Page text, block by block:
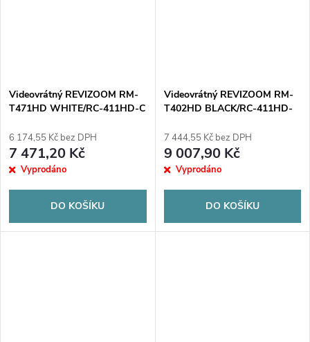
Videovrátný REVIZOOM RM-
T471HD WHITE/RC-411HD-C
6 174,55 Kč bez DPH
7 471,20 Kč
Vyprodáno
DO KOŠÍKU
Videovrátný REVIZOOM RM-
T402HD BLACK/RC-411HD-
7 444,55 Kč bez DPH
9 007,90 Kč
Vyprodáno
DO KOŠÍKU